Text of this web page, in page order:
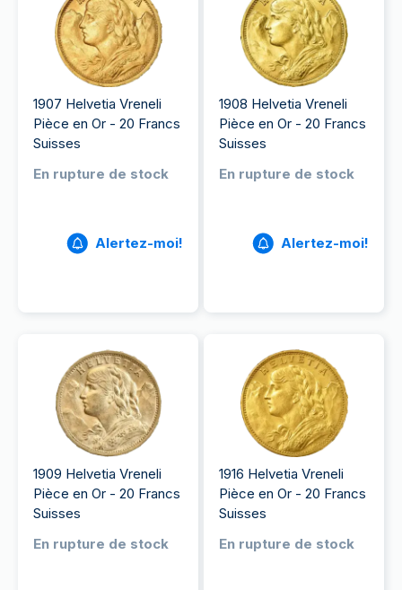
1907 Helvetia Vreneli
Pièce en Or - 20 Francs
Suisses
En rupture de stock
Alertez-moi!
1908 Helvetia Vreneli
Pièce en Or - 20 Francs
Suisses
En rupture de stock
Alertez-moi!
1909 Helvetia Vreneli
Pièce en Or - 20 Francs
Suisses
En rupture de stock
1916 Helvetia Vreneli
Pièce en Or - 20 Francs
Suisses
En rupture de stock